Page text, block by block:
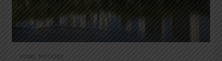
HOME, NOTICIAS